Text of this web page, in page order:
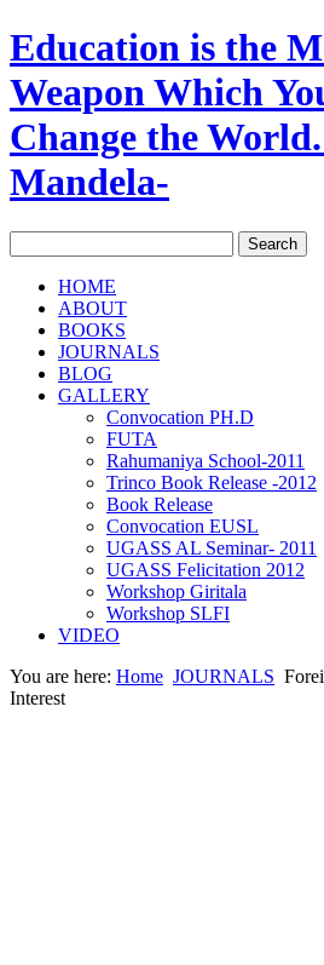
Education is the
Weapon Which
Change the
Mandela-
HOME
ABOUT
BOOKS
JOURNALS
BLOG
GALLERY
Convocation PH.D
FUTA
Rahumaniya School-2011
Trinco Book Release -2012
Book Release
Convocation EUSL
UGASS AL Seminar- 2011
UGASS Felicitation 2012
Workshop Giritala
Workshop SLFI
VIDEO
You are here: Home JOURNALS
Interest